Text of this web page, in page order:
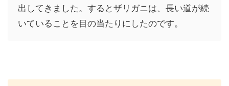
出してきました。するとザリガニは、長い道が続
いていることを目の当たりにしたのです。